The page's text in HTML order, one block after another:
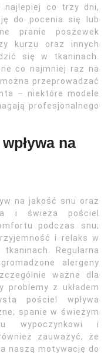
najlepiej co trzy dni,
do pocenia się lub
pranie poszewek
kurzu oraz innych
się w tkaninach.
co najmniej raz na
przeprowadzać
– niektóre modele
profesjonalnego
na
na jakość snu oraz
i świeża pościel
podczas snu;
i relaks w
Regularna
alergeny
ważne dla
problemy z układem
pościel wpływa
spanie w świeżym
wypoczynkowi i
zauważyć, że
naszą motywację do